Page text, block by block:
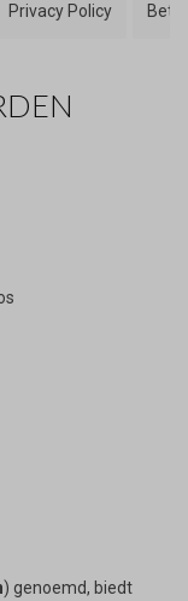
Privacy Policy
) genoemd, biedt